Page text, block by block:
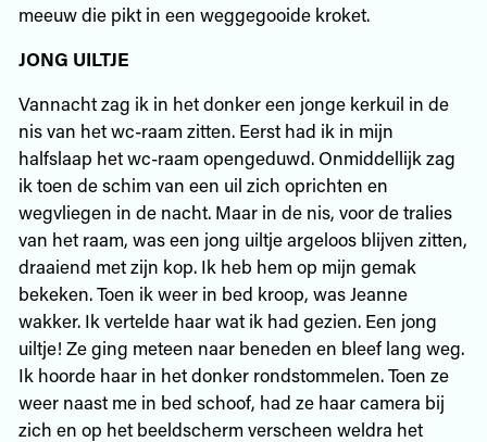
meeuw die pikt in een weggegooide kroket.
JONG UILTJE
Vannacht zag ik in het donker een jonge kerkuil in de
nis van het wc-raam zitten. Eerst had ik in mijn
halfslaap het wc-raam opengeduwd. Onmiddellijk zag
ik toen de schim van een uil zich oprichten en
wegvliegen in de nacht. Maar in de nis, voor de tralies
van het raam, was een jong uiltje argeloos blijven zitten,
draaiend met zijn kop. Ik heb hem op mijn gemak
bekeken. Toen ik weer in bed kroop, was Jeanne
wakker. Ik vertelde haar wat ik had gezien. Een jong
uiltje! Ze ging meteen naar beneden en bleef lang weg.
Ik hoorde haar in het donker rondstommelen. Toen ze
weer naast me in bed schoof, had ze haar camera bij
zich en op het beeldscherm verscheen weldra het